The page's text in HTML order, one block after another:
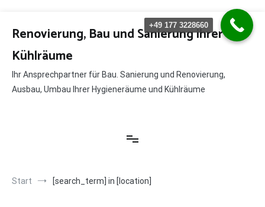
Inhalt
springen
Renovierung, Bau und Sanierung ihrer
Kühlräume
Ihr Ansprechpartner für Bau. Sanierung und Renovierung,
Ausbau, Umbau Ihrer Hygieneräume und Kühlräume
Start [search_term] in [location]
+49 177 3228660